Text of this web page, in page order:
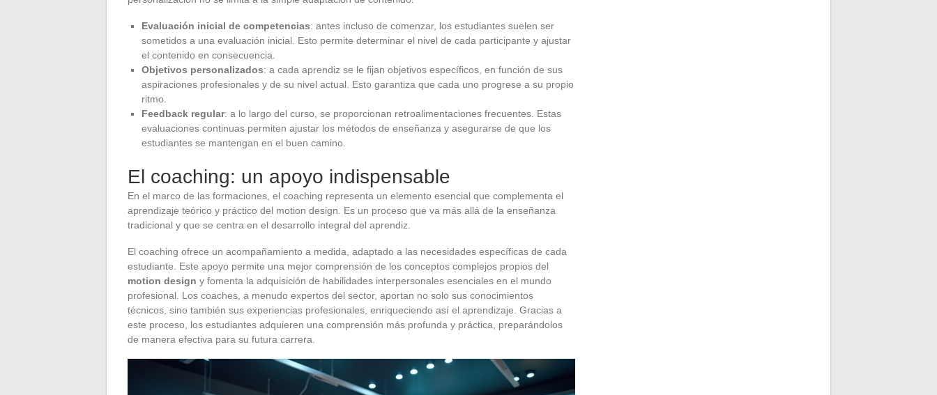
Evaluación inicial de competencias: antes incluso de comenzar, los estudiantes suelen ser
sometidos a una evaluación inicial. Esto permite determinar el nivel de cada participante y ajustar
el contenido en consecuencia.
Objetivos personalizados: a cada aprendiz se le fijan objetivos específicos, en función de sus
aspiraciones profesionales y de su nivel actual. Esto garantiza que cada uno progrese a su propio
ritmo.
Feedback regular: a lo largo del curso, se proporcionan retroalimentaciones frecuentes. Estas
evaluaciones continuas permiten ajustar los métodos de enseñanza y asegurarse de que los
estudiantes se mantengan en el buen camino.
El coaching: un apoyo indispensable
En el marco de las formaciones, el coaching representa un elemento esencial que complementa el
aprendizaje teórico y práctico del motion design. Es un proceso que va más allá de la enseñanza
tradicional y que se centra en el desarrollo integral del aprendiz.
El coaching ofrece un acompañamiento a medida, adaptado a las necesidades específicas de cada
estudiante. Este apoyo permite una mejor comprensión de los conceptos complejos propios del
motion design y fomenta la adquisición de habilidades interpersonales esenciales en el mundo
profesional. Los coaches, a menudo expertos del sector, aportan no solo sus conocimientos
técnicos, sino también sus experiencias profesionales, enriqueciendo así el aprendizaje. Gracias a
este proceso, los estudiantes adquieren una comprensión más profunda y práctica, preparándolos
de manera efectiva para su futura carrera.